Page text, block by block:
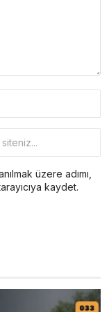
üzere adımı,
kaydet.